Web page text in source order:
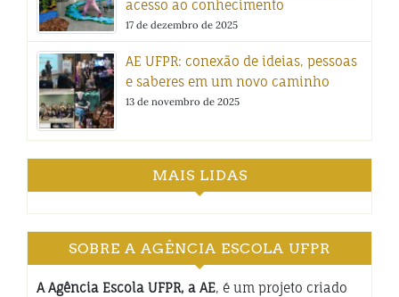
acesso ao conhecimento
17 de dezembro de 2025
AE UFPR: conexão de ideias, pessoas
e saberes em um novo caminho
13 de novembro de 2025
MAIS LIDAS
SOBRE A AGÊNCIA ESCOLA UFPR
A Agência Escola UFPR, a AE, é um projeto criado